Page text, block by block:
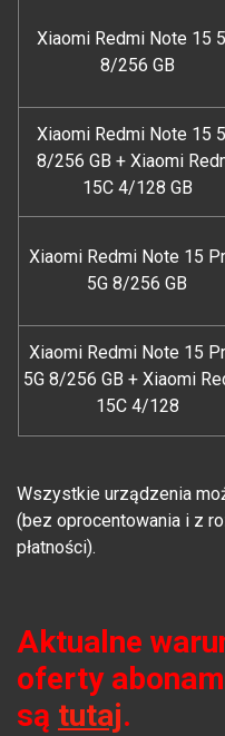
Xiaomi Redmi Note 15
8/256 GB
Xiaomi Redmi Note 15
8/256 GB + Xiaomi
15C 4/128 GB
Xiaomi Redmi Note 15
5G 8/256 GB
Xiaomi Redmi Note 15
5G 8/256 GB + Xiaomi
15C 4/128
Wszystkie urządzenia
(bez oprocentowania i z
płatności).
Aktualne
oferty
są tutaj.